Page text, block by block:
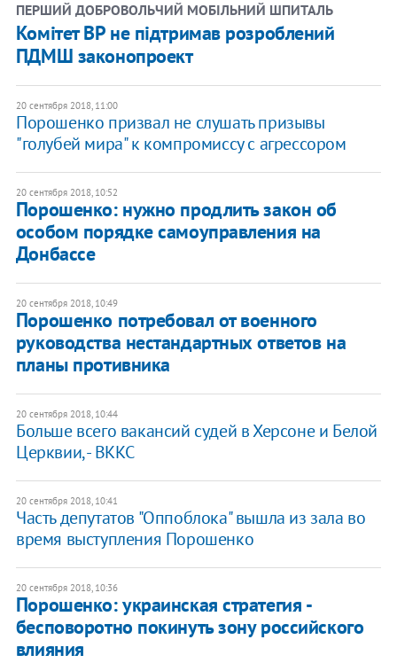
ПЕРШИЙ ДОБРОВОЛЬЧИЙ МОБІЛЬНИЙ ШПИТАЛЬ
Комітет ВР не підтримав розроблений
ПДМШ законопроект
20 сентября 2018, 11:00
Порошенко призвал не слушать призывы
"голубей мира" к компромиссу с агрессором
20 сентября 2018, 10:52
Порошенко: нужно продлить закон об
особом порядке самоуправления на
Донбассе
20 сентября 2018, 10:49
​Порошенко потребовал от военного
руководства нестандартных ответов на
планы противника
20 сентября 2018, 10:44
Больше всего вакансий судей в Херсоне и Белой
Церквии, - ВККС
20 сентября 2018, 10:41
Часть депутатов "Оппоблока" вышла из зала во
время выступления Порошенко
20 сентября 2018, 10:36
Порошенко: украинская стратегия -
бесповоротно покинуть зону российского
влияния